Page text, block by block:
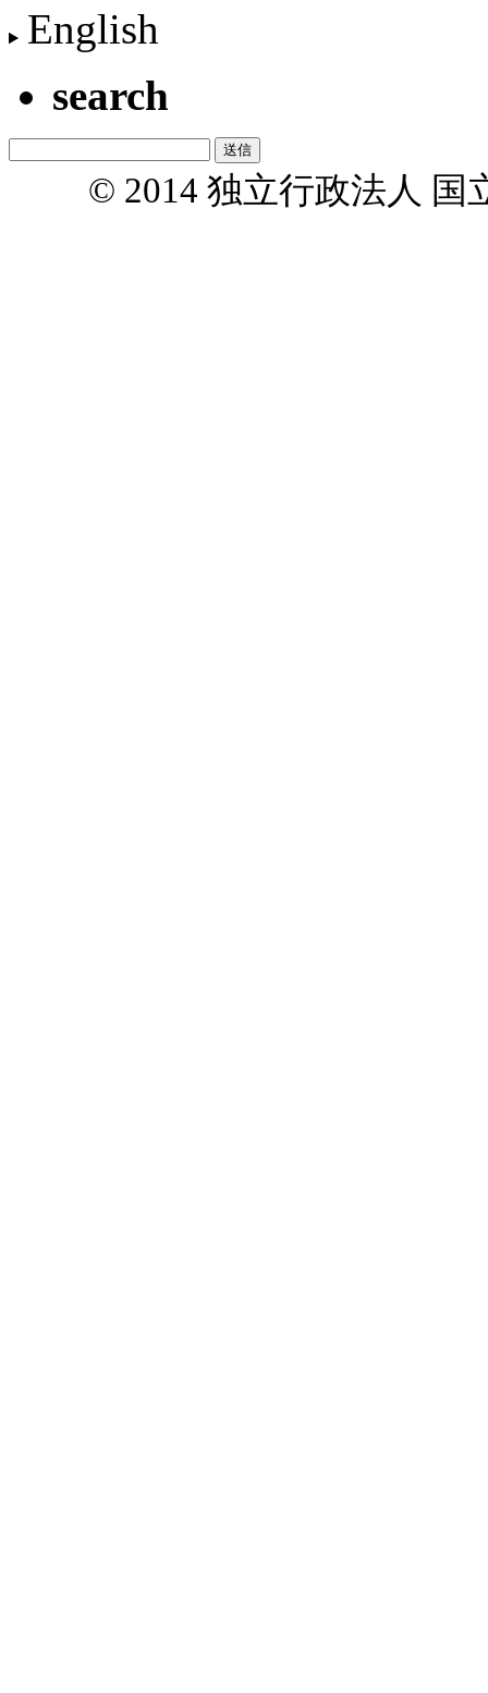
English
search
© 2014 独立行政法人 国